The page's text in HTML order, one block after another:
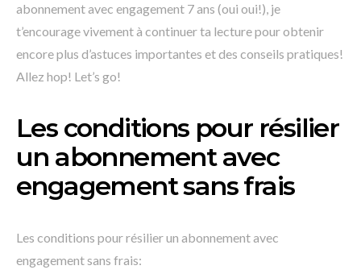
abonnement avec engagement 7 ans (oui oui!), je
t’encourage vivement à continuer ta lecture pour obtenir
encore plus d’astuces importantes et des conseils pratiques!
Allez hop! Let’s go!
Les conditions pour résilier
un abonnement avec
engagement sans frais
Les conditions pour résilier un abonnement avec
engagement sans frais: